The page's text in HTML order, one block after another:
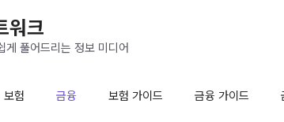
워크
게 풀어드리는 정보 미디어
보험 금융 보험 가이드 금융 가이드